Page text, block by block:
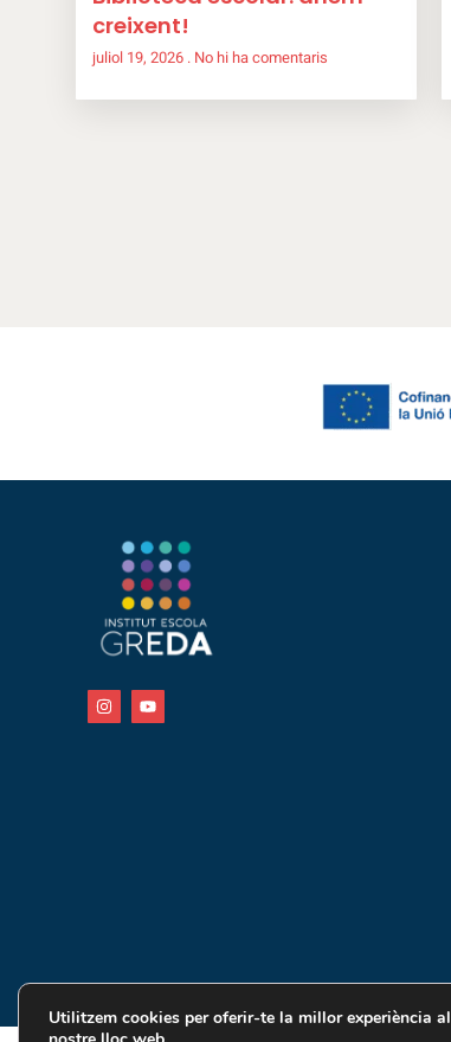
creixent!
juliol 19, 2026 No hi ha comentaris
Utilitzem cookies per oferir-te la millor experiència al